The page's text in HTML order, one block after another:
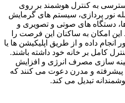
به کنترل هوشمند بر روی
نور پردازی، سیستم‌ های گرمایش
دستگاه‌ های صوتی و تصویری و
امکان به ساکنان این فرصت را
انجام داده و از طریق اپلیکیشن‌ ها یا
کامل بر خانه خود داشته باشند.
سازی مصرف انرژی و افزایش
پیشرفته و مدرن دعوت می‌ کنند که
تبدیل می‌ کند.